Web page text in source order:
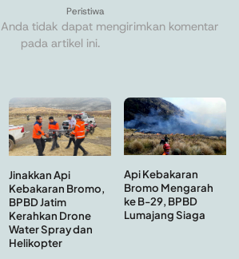
Peristiwa
tidak dapat mengirimkan komentar
pada artikel ini.
Jinakkan Api
Kebakaran Bromo,
BPBD Jatim
Kerahkan Drone
Water Spray dan
Helikopter
Api Kebakaran
Bromo Mengarah
ke B-29, BPBD
Lumajang Siaga